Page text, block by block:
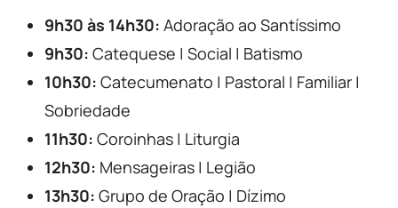
9h30 às 14h30: Adoração ao Santíssimo
9h30: Catequese | Social | Batismo
10h30: Catecumenato | Pastoral | Familiar |
Sobriedade
11h30: Coroinhas | Liturgia
12h30: Mensageiras | Legião
13h30: Grupo de Oração | Dízimo